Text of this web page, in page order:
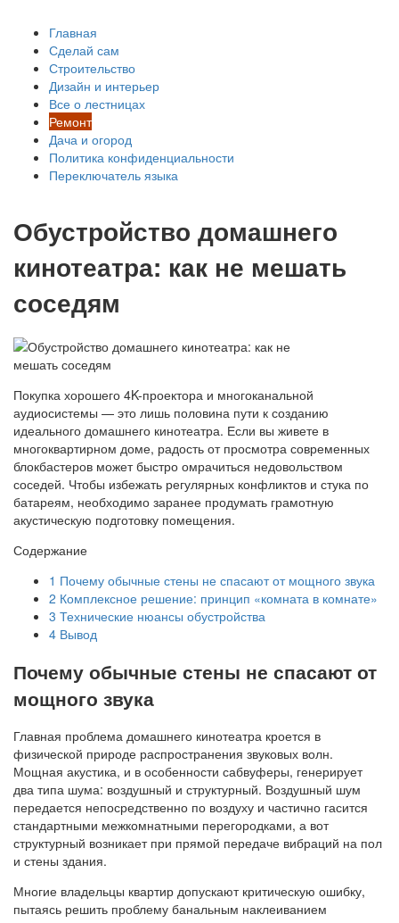
Главная
Сделай сам
Строительство
Дизайн и интерьер
Все о лестницах
Ремонт
Дача и огород
Политика конфиденциальности
Переключатель языка
Обустройство домашнего
кинотеатра: как не мешать
соседям
Покупка хорошего 4K-проектора и многоканальной
аудиосистемы — это лишь половина пути к созданию
идеального домашнего кинотеатра. Если вы живете в
многоквартирном доме, радость от просмотра современных
блокбастеров может быстро омрачиться недовольством
соседей. Чтобы избежать регулярных конфликтов и стука по
батареям, необходимо заранее продумать грамотную
акустическую подготовку помещения.
Содержание
1 Почему обычные стены не спасают от мощного звука
2 Комплексное решение: принцип «комната в комнате»
3 Технические нюансы обустройства
4 Вывод
Почему обычные стены не спасают от
мощного звука
Главная проблема домашнего кинотеатра кроется в
физической природе распространения звуковых волн.
Мощная акустика, и в особенности сабвуферы, генерирует
два типа шума: воздушный и структурный. Воздушный шум
передается непосредственно по воздуху и частично гасится
стандартными межкомнатными перегородками, а вот
структурный возникает при прямой передаче вибраций на пол
и стены здания.
Многие владельцы квартир допускают критическую ошибку,
пытаясь решить проблему банальным наклеиванием